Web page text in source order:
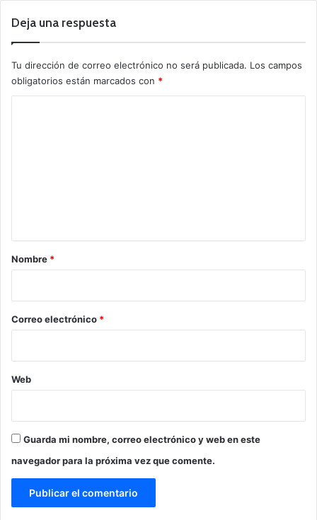
Deja una respuesta
Tu dirección de correo electrónico no será publicada. Los campos
obligatorios están marcados con *
r
*
Nombre *
Correo electrónico *
Web
Guarda mi nombre, correo electrónico y web en este
navegador para la próxima vez que comente.